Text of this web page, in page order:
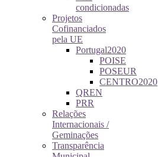
condicionadas
Projetos
Cofinanciados
pela UE
Portugal2020
POISE
POSEUR
CENTRO2020
QREN
PRR
Relações
Internacionais /
Geminações
Transparência